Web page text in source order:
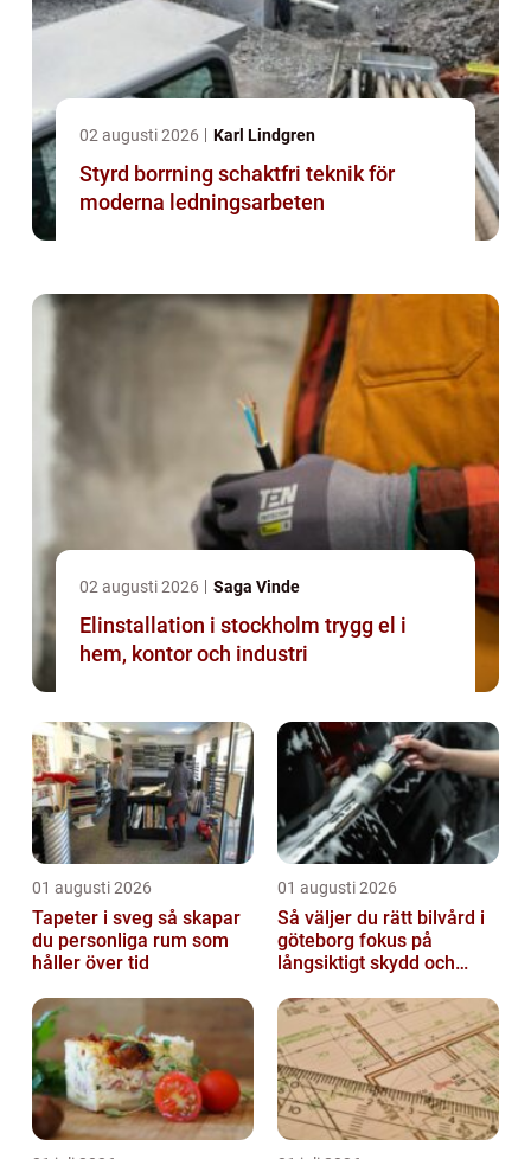
02 augusti 2026 Karl Lindgren
Styrd borrning schaktfri teknik för
moderna ledningsarbeten
02 augusti 2026 Saga Vinde
Elinstallation i stockholm trygg el i
hem, kontor och industri
01 augusti 2026
Tapeter i sveg så skapar
du personliga rum som
håller över tid
01 augusti 2026
Så väljer du rätt bilvård i
göteborg fokus på
långsiktigt skydd och